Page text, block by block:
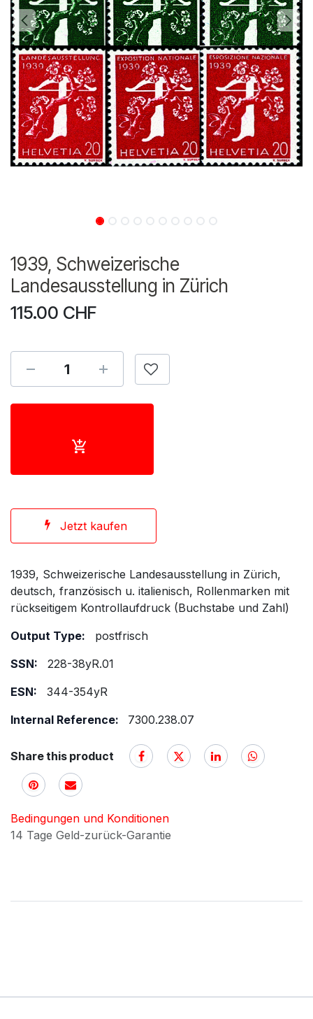
1939, Schweizerische
Landesausstellung in Zürich
115.00 CHF
Jetzt kaufen
1939, Schweizerische Landesausstellung in Zürich,
deutsch, französisch u. italienisch, Rollenmarken mit
rückseitigem Kontrollaufdruck (Buchstabe und Zahl)
Output Type:
postfrisch
SSN:
228-38yR.01
ESN:
344-354yR
Internal Reference:
7300.238.07
Share this product
Bedingungen und Konditionen
14 Tage Geld-zurück-Garantie